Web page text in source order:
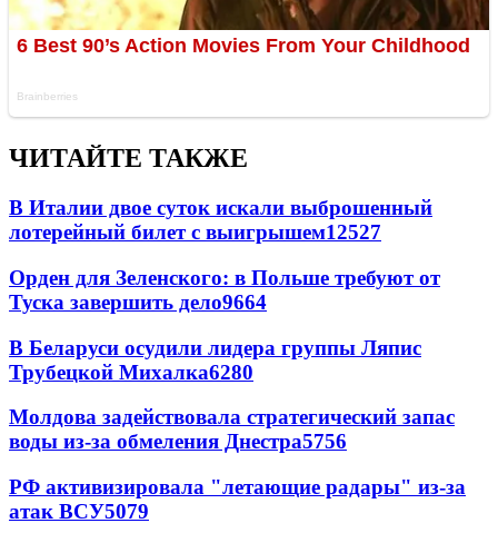
ЧИТАЙТЕ ТАКЖЕ
В Италии двое суток искали выброшенный
лотерейный билет с выигрышем12527
Орден для Зеленского: в Польше требуют от
Туска завершить дело9664
В Беларуси осудили лидера группы Ляпис
Трубецкой Михалка6280
Молдова задействовала стратегический запас
воды из-за обмеления Днестра5756
РФ активизировала "летающие радары" из-за
атак ВСУ5079